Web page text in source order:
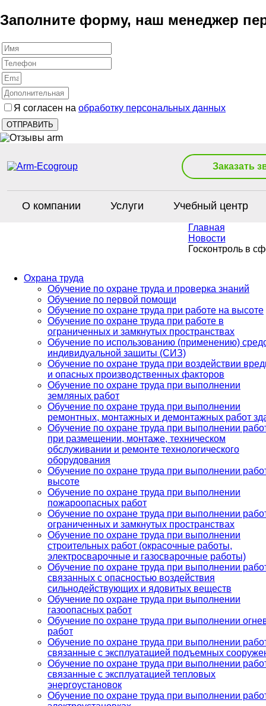
Заполните форму, наш менеджер
Я согласен на обработку персональных данных
Заказать
О компании Услуги Учебный центр
Главная
Новости
Госконтроль в
Охрана труда
Обучение по охране труда и проверка знаний
Обучение по первой помощи
Обучение по охране труда при работе на высоте
Обучение по охране труда при работе в
ограниченных и замкнутых пространствах
Обучение по использованию (применению)
индивидуальной защиты (СИЗ)
Обучение по охране труда при воздействии
и опасных производственных факторов
Обучение по охране труда при выполнении
земляных работ
Обучение по охране труда при выполнении
ремонтных, монтажных и демонтажных работ
Обучение по охране труда при выполнении
при размещении, монтаже, техническом
обслуживании и ремонте технологического
оборудования
Обучение по охране труда при выполнении
высоте
Обучение по охране труда при выполнении
пожароопасных работ
Обучение по охране труда при выполнении
ограниченных и замкнутых пространствах
Обучение по охране труда при выполнении
строительных работ (окрасочные работы,
электросварочные и газосварочные работы)
Обучение по охране труда при выполнении
связанных с опасностью воздействия
сильнодействующих и ядовитых веществ
Обучение по охране труда при выполнении
газоопасных работ
Обучение по охране труда при выполнении
работ
Обучение по охране труда при выполнении
связанные с эксплуатацией подъемных
Обучение по охране труда при выполнении
связанные с эксплуатацией тепловых
энергоустановок
Обучение по охране труда при выполнении